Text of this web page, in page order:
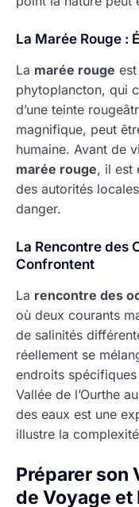
La Marée Rouge :
La marée rouge
phytoplancton, qui
d’une teinte
magnifique, peut
humaine. Avant de
marée rouge, il est
des autorités
danger.
La Rencontre des
Confrontent
La rencontre des
où deux courants
de salinités
réellement se
endroits
Vallée de l’Ourthe
des eaux est une
illustre la
Préparer son
de Voyage et